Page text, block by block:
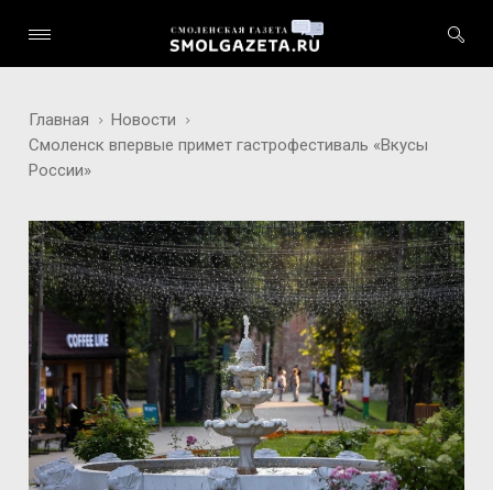
Главная
Новости
Смоленск впервые примет гастрофестиваль «Вкусы
России»